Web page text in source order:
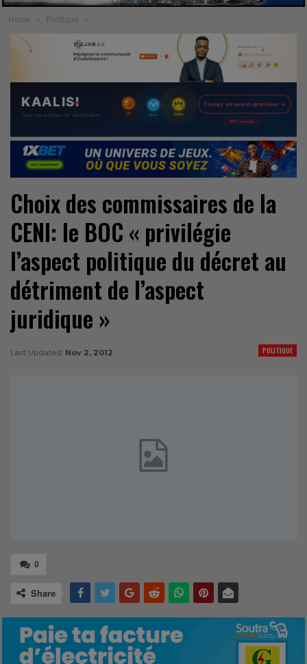
Home Politique
Choix des commissaires de la
CENI: le BOC « privilégie
l’aspect politique du décret au
détriment de l’aspect
juridique »
POLITIQUE
Last Updated Nov 2, 2012
0
Share